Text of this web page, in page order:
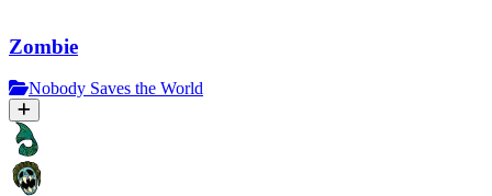
Zombie
Nobody Saves the World